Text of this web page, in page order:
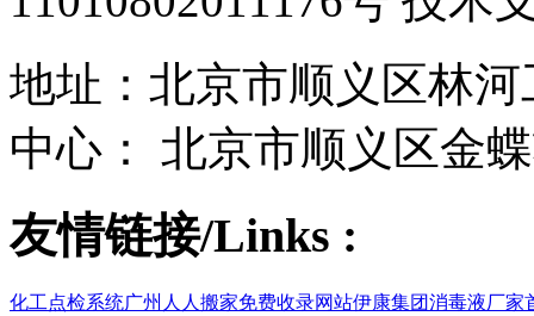
地址：北京市顺义区林
中心： 北京市顺义区金
友情链接/Links :
化工点检系统广州人人搬家免费收录网站伊康集团消毒液厂家